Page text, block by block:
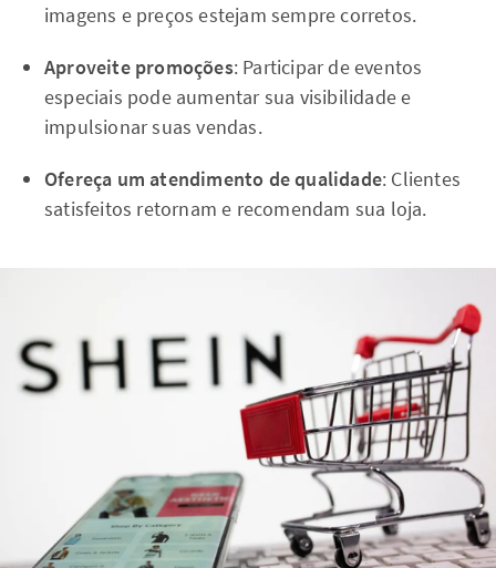
imagens e preços estejam sempre corretos.
Aproveite promoções: Participar de eventos
especiais pode aumentar sua visibilidade e
impulsionar suas vendas.
Ofereça um atendimento de qualidade: Clientes
satisfeitos retornam e recomendam sua loja.